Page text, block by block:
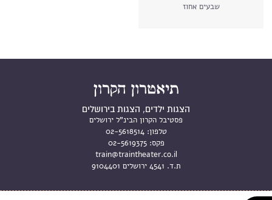
שבעים אחוז
הצגות ילדים, הצגות בירושלים
פסטיבל הקרון הבינ"ל ירושלים
טלפון: 02-5618514
פקס: 02-5619375
train@traintheater.co.il
ת.ד. 4541 ירושלים 9104401